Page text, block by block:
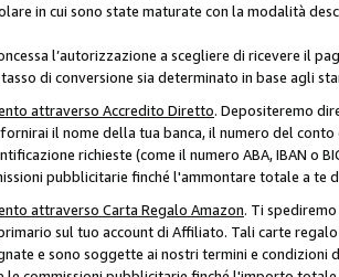
in cui sono state maturate con la modalità
l’autorizzazione a scegliere di ricevere il
di conversione sia determinato in base agli
attraverso Accredito Diretto. Depositeremo
il nome della tua banca, il numero del
richieste (come il numero ABA, IBAN o
pubblicitarie finché l'ammontare totale a
attraverso Carta Regalo Amazon. Ti
sul tuo account di Affiliato. Tali carte
e sono soggette ai nostri termini e